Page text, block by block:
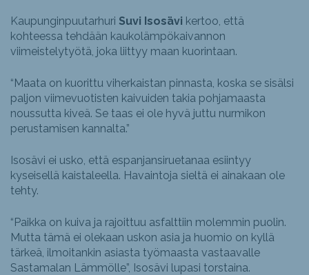
Kaupunginpuutarhuri Suvi Isosävi kertoo, että
kohteessa tehdään kaukolämpökaivannon
viimeistelytyötä, joka liittyy maan kuorintaan.
“Maata on kuorittu viherkaistan pinnasta, koska se sisälsi
paljon viimevuotisten kaivuiden takia pohjamaasta
noussutta kiveä. Se taas ei ole hyvä juttu nurmikon
perustamisen kannalta.”
Isosävi ei usko, että espanjansiruetanaa esiintyy
kyseisellä kaistaleella. Havaintoja sieltä ei ainakaan ole
tehty.
“Paikka on kuiva ja rajoittuu asfalttiin molemmin puolin.
Mutta tämä ei olekaan uskon asia ja huomio on kyllä
tärkeä, ilmoitankin asiasta työmaasta vastaavalle
Sastamalan Lämmölle”, Isosävi lupasi torstaina.